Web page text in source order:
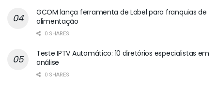
GCOM lança ferramenta de Label para franquias de
alimentação
0 SHARES
Teste IPTV Automático: 10 diretórios especialistas em
análise
0 SHARES